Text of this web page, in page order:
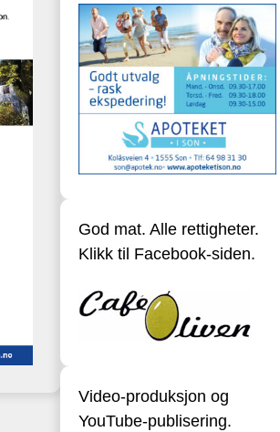
God mat. Alle rettigheter.
Klikk til Facebook-siden.
Video-produksjon og
YouTube-publisering.